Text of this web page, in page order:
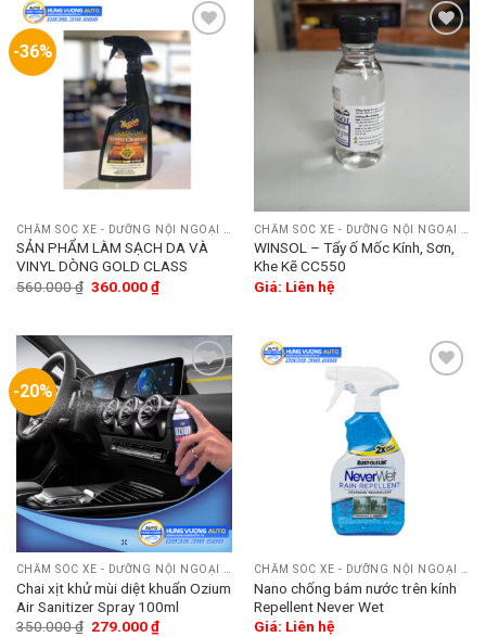
-36%
wishlist
SẢN PHẨM LÀM SẠCH DA VÀ
VINYL DÒNG GOLD CLASS
560.000₫ 360.000₫
Add
to
WINSOL – Tẩy ố Mốc Kính, Sơn,
Khe Kẽ CC550
Giá: Liên hệ
-20%
Add
to
wishlist
CHĂM SÓC XE - DƯỠNG NỘI NGOẠI THẤT
Chai xịt khử mùi diệt khuẩn Ozium
Air Sanitizer Spray 100ml
350.000₫ 279.000₫
CHĂM SÓC XE - DƯỠNG NỘI NGOẠI THẤT
Nano chống bám nước trên kính
Repellent Never Wet
Giá: Liên hệ